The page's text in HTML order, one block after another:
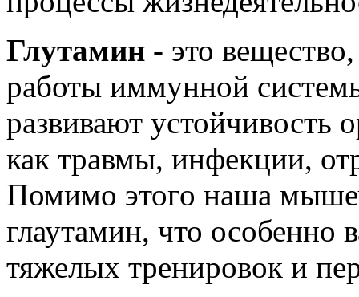
Глутамин - это
работы иммунной
развивают устойчивость
как травмы, инфекции,
Помимо этого наша
глаутамин, что особенно
тяжелых тренировок и